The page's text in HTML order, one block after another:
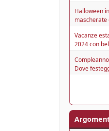
Halloween
mascherate
Vacanze
2024 con
Dove